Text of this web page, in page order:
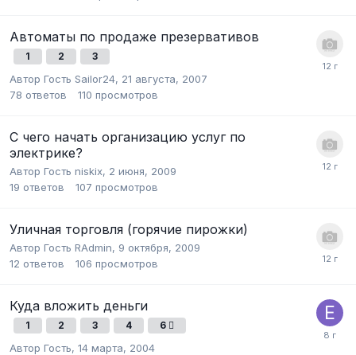
Автоматы по продаже презервативов
1 2 3
Автор Гость Sailor24, 21 августа, 2007
78 ответов 110 просмотров
С чего начать организацию услуг по
электрике?
Автор Гость niskix, 2 июня, 2009
19 ответов 107 просмотров
Уличная торговля (горячие пирожки)
Автор Гость RAdmin, 9 октября, 2009
12 ответов 106 просмотров
Куда вложить деньги
1 2 3 4 6
Автор Гость, 14 марта, 2004